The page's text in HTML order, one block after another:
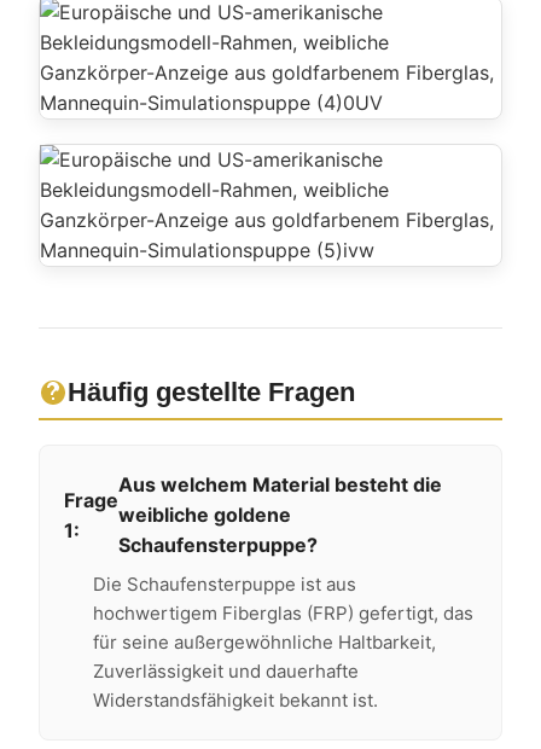
Häufig gestellte Fragen
Frage
1:
Aus welchem ​​Material besteht die
weibliche goldene
Schaufensterpuppe?
Die Schaufensterpuppe ist aus
hochwertigem Fiberglas (FRP) gefertigt, das
für seine außergewöhnliche Haltbarkeit,
Zuverlässigkeit und dauerhafte
Widerstandsfähigkeit bekannt ist.